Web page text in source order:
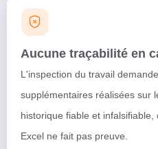
Aucune traçabilité en
L'inspection du travail
supplémentaires réalisées sur
historique fiable et
Excel ne fait pas preuve.